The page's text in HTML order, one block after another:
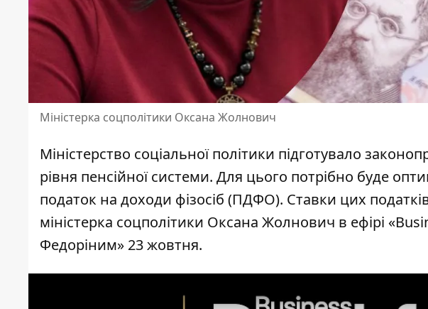
Міністерка соцполітики Оксана Жолнович
Міністерство соціальної політики підготувало
рівня пенсійної системи. Для цього потрібно буде
податок на доходи фізосіб (ПДФО). Ставки цих
міністерка соцполітики Оксана Жолнович в ефірі
Федоріним» 23 жовтня.